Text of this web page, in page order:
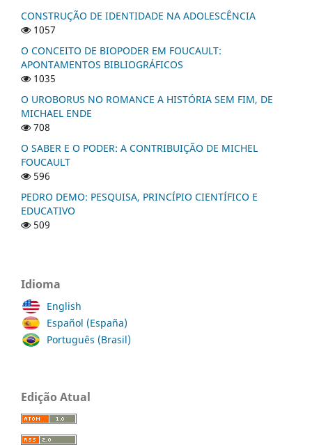
CONSTRUÇÃO DE IDENTIDADE NA ADOLESCÊNCIA
1057
O CONCEITO DE BIOPODER EM FOUCAULT:
APONTAMENTOS BIBLIOGRÁFICOS
1035
O UROBORUS NO ROMANCE A HISTÓRIA SEM FIM, DE
MICHAEL ENDE
708
O SABER E O PODER: A CONTRIBUIÇÃO DE MICHEL
FOUCAULT
596
PEDRO DEMO: PESQUISA, PRINCÍPIO CIENTÍFICO E
EDUCATIVO
509
Idioma
English
Español (España)
Português (Brasil)
Edição Atual